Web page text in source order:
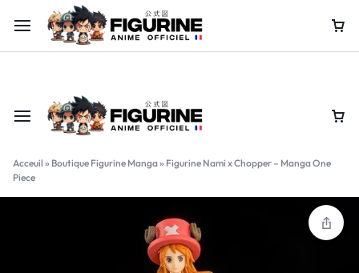
Offre limitée : jusqu’à -60% sur nos figurines collector !
Acceuil » Boutique Figurine Manga» Figurine Nami x Chopper – Manga One
Piece